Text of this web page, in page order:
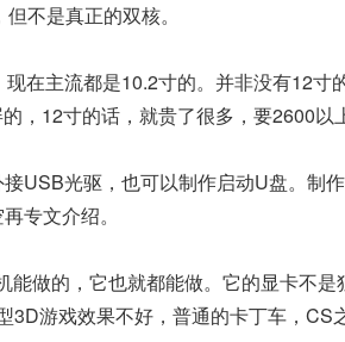
不是真正的双核。
主流都是10.2寸的。并非没有12寸
，12寸的话，就贵了很多，要2600以
光驱，也可以制作启动U盘。制
专文介绍。
做的，它也就都能做。它的显卡不是
游戏效果不好，普通的卡丁车，CS